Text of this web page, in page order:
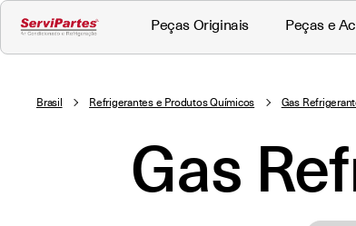
Peças Originais Peças e
Brasil Refrigerantes e Produtos Químicos Gas
Gas